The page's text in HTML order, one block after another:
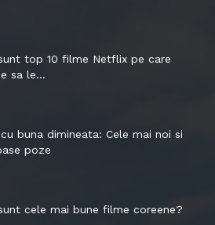
top 10 filme Netflix pe care
sa le...
buna dimineata: Cele mai noi si
poze
cele mai bune filme coreene?